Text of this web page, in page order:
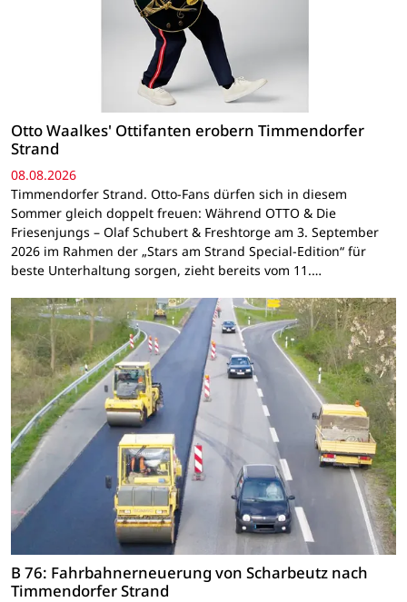
Otto Waalkes' Ottifanten erobern Timmendorfer
Strand
08.08.2026
Timmendorfer Strand. Otto-Fans dürfen sich in diesem
Sommer gleich doppelt freuen: Während OTTO & Die
Friesenjungs – Olaf Schubert & Freshtorge am 3. September
2026 im Rahmen der „Stars am Strand Special-Edition“ für
beste Unterhaltung sorgen, zieht bereits vom 11.…
B 76: Fahrbahnerneuerung von Scharbeutz nach
Timmendorfer Strand